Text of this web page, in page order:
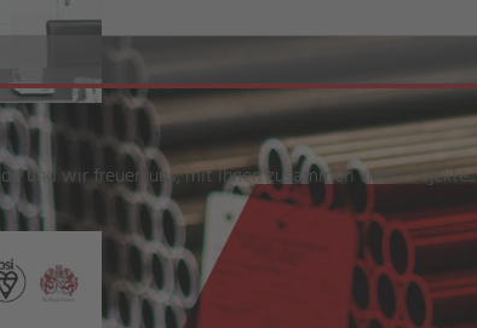
und wir freuen uns, mit Ihnen zusammen viele Projekte...